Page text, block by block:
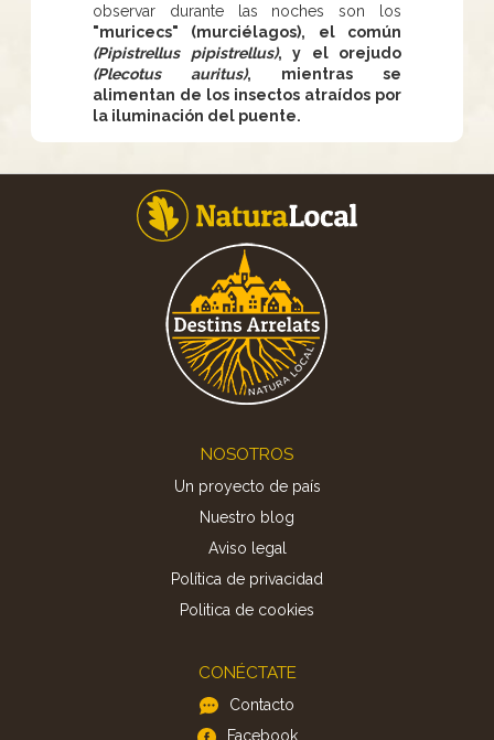
observar durante las noches son los
"muricecs" (murciélagos), el común
(Pipistrellus pipistrellus), y el orejudo
(Plecotus auritus), mientras se
alimentan de los insectos atraídos por
la iluminación del puente.
NOSOTROS
Un proyecto de país
Nuestro blog
Aviso legal
Política de privacidad
Politica de cookies
CONÉCTATE
Contacto
Facebook